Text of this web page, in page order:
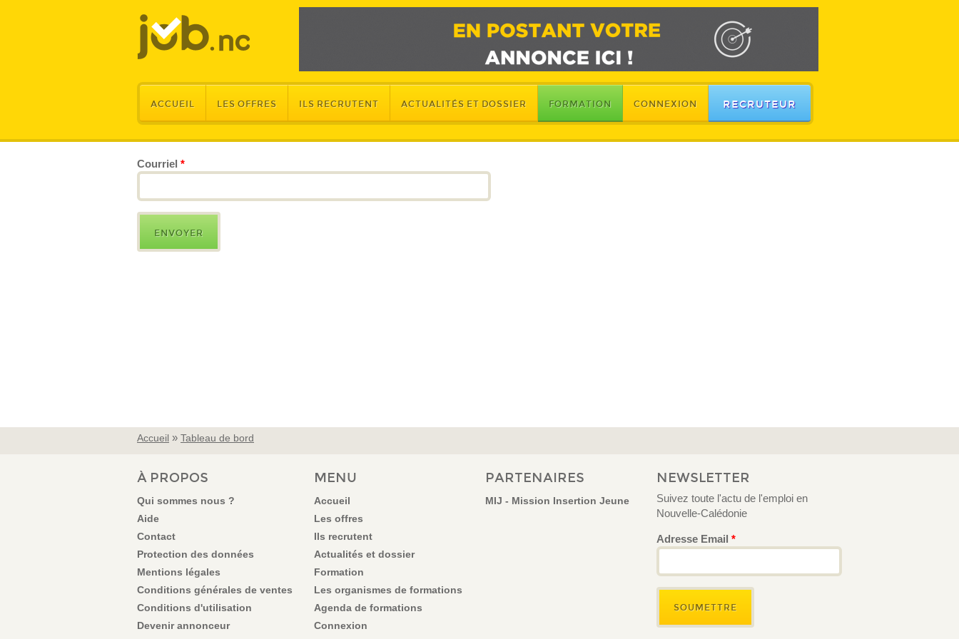
ACCUEIL LES OFFRES ILS RECRUTENT ACTUALITÉS ET DOSSIER FORMATION CONNEXION RECRUTEUR
Courriel *
VOUS ÊTES ICI
Accueil » Tableau de bord
À PROPOS
Qui sommes nous ?
Aide
Contact
Protection des données
Mentions légales
Conditions générales de ventes
Conditions d'utilisation
Devenir annonceur
MENU
Accueil
Les offres
Ils recrutent
Actualités et dossier
Formation
Les organismes de formations
Agenda de formations
Connexion
PARTENAIRES
MIJ - Mission Insertion Jeune
NEWSLETTER
Suivez toute l'actu de l'emploi en
Nouvelle-Calédonie
Adresse Email *